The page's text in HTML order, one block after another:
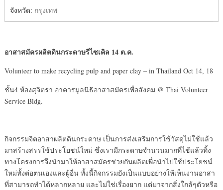
จังหวัด: กรุงเทพ
อาสาสมัครผลิตดินกระดาษรีไซเคิล 14 ต.ค.
Volunteer to make recycling pulp and paper clay – in Thailand Oct 14, 18
ชั้น4 ห้องสุจิตรา อาคารมูลนิธิอาสาสมัครเพื่อสังคม @ Thai Volunteer
Service Bldg.
กิจกรรมจิตอาสาผลิตดินกระดาษ เป็นการส่งเสริมการใช้วัสดุไม่ใช้แล้ว
มาสร้างสรรใช้ประโยชน์ใหม่ ซึ่งเรามีกระดาษจำนวนมากที่ไช้แล้วทิ้ง
ทางโครงการจึงนำมาให้อาสาสมัครช่วยกันผลิตเพื่อนำไปใช้ประโยชน์
ใหม่ทั้งต่อตนเองและผู้อื่น ทั้งนี้กิจกรรมยังเป็นแบบอย่างให้เห็นงานอาสา
ที่สามารถทำได้หลากหลาย และไม่ใช่เรื่องยาก แต่มาจากสิ่งใกล้ๆตัวหรือ